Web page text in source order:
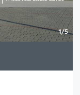
1/5